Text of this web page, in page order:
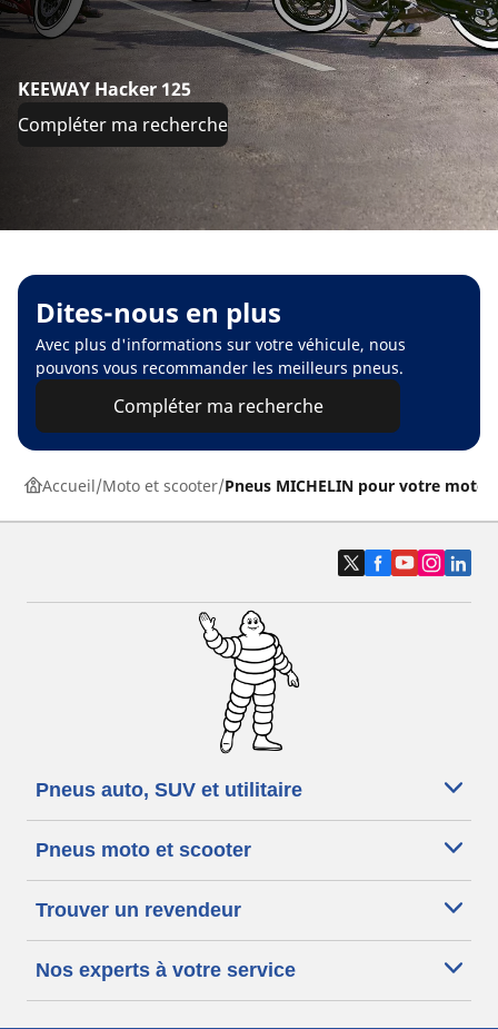
KEEWAY Hacker 125
Compléter ma recherche
Dites-nous en plus
Avec plus d'informations sur votre véhicule, nous
pouvons vous recommander les meilleurs pneus.
Compléter ma recherche
Accueil Moto et scooter Pneus MICHELIN pour votre moto
Pneus auto, SUV et utilitaire
Pneus moto et scooter
Trouver un revendeur
Nos experts à votre service